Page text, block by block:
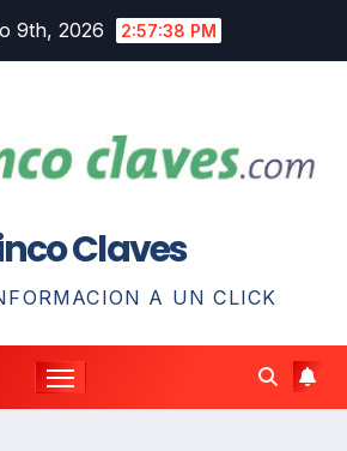
9th, 2026 2:57:39 PM
Claves
A UN CLICK